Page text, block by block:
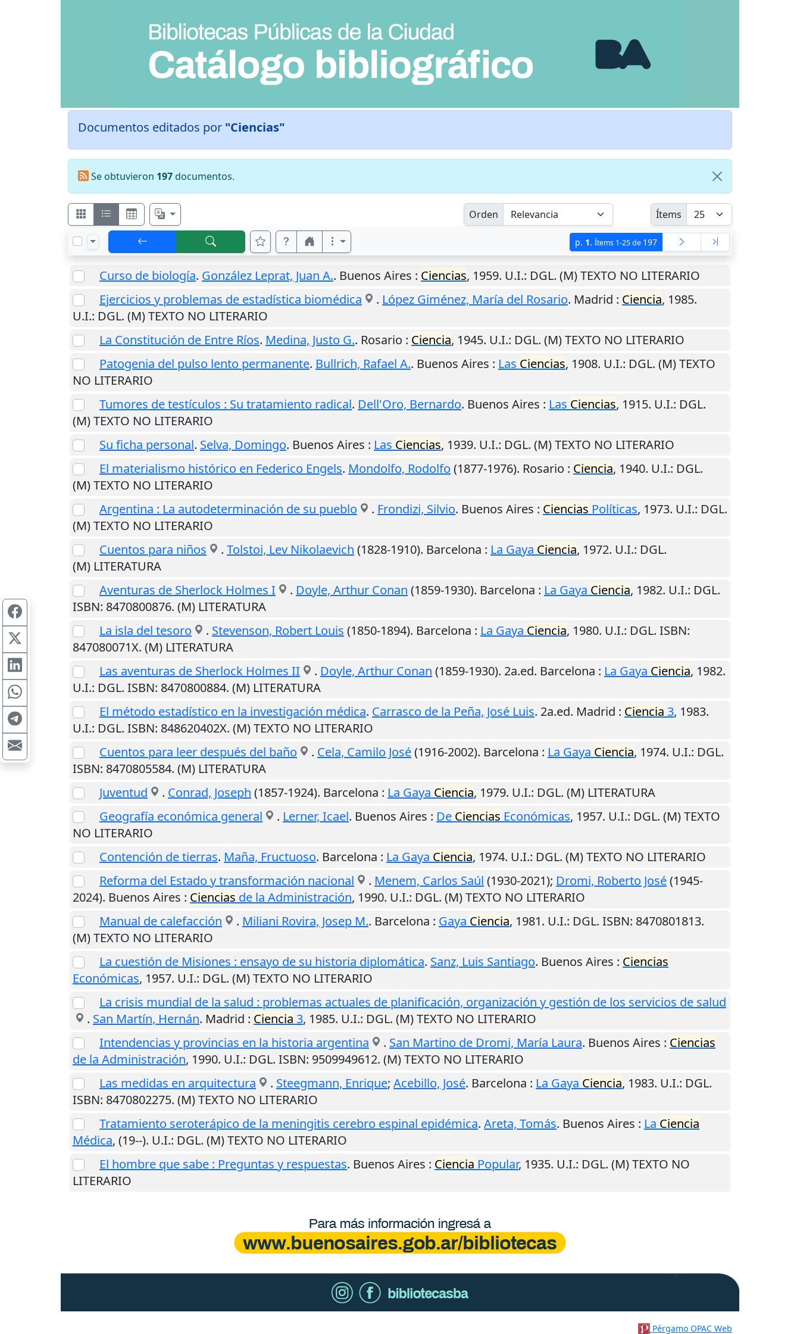
Documentos editados por "Ciencias"
Se obtuvieron 197documentos.
Orden Ítems
p. 1.Ítems 1-25 de 197
Curso de biología. González Leprat, Juan A.. Buenos Aires : Ciencias, 1959. U.I.: DGL. (M) TEXTO NO LITERARIO
Ejercicios y problemas de estadística biomédica
. López Giménez, María del Rosario. Madrid : Ciencia, 1985.
U.I.: DGL. (M) TEXTO NO LITERARIO
La Constitución de Entre Ríos. Medina, Justo G.. Rosario : Ciencia, 1945. U.I.: DGL. (M) TEXTO NO LITERARIO
Patogenia del pulso lento permanente. Bullrich, Rafael A.. Buenos Aires : Las Ciencias, 1908. U.I.: DGL. (M) TEXTO
NO LITERARIO
Tumores de testículos : Su tratamiento radical. Dell'Oro, Bernardo. Buenos Aires : Las Ciencias, 1915. U.I.: DGL.
(M) TEXTO NO LITERARIO
Su ficha personal. Selva, Domingo. Buenos Aires : Las Ciencias, 1939. U.I.: DGL. (M) TEXTO NO LITERARIO
El materialismo histórico en Federico Engels. Mondolfo, Rodolfo (1877-1976). Rosario : Ciencia, 1940. U.I.: DGL.
(M) TEXTO NO LITERARIO
Argentina : La autodeterminación de su pueblo
. Frondizi, Silvio. Buenos Aires : Ciencias Políticas, 1973. U.I.: DGL.
(M) TEXTO NO LITERARIO
Cuentos para niños
. Tolstoi, Lev Nikolaevich (1828-1910). Barcelona : La Gaya Ciencia, 1972. U.I.: DGL.
(M) LITERATURA
Aventuras de Sherlock Holmes I
. Doyle, Arthur Conan (1859-1930). Barcelona : La Gaya Ciencia, 1982. U.I.: DGL.
ISBN: 8470800876. (M) LITERATURA
La isla del tesoro
. Stevenson, Robert Louis (1850-1894). Barcelona : La Gaya Ciencia, 1980. U.I.: DGL. ISBN:
847080071X. (M) LITERATURA
Las aventuras de Sherlock Holmes II
. Doyle, Arthur Conan (1859-1930). 2a.ed. Barcelona : La Gaya Ciencia, 1982.
U.I.: DGL. ISBN: 8470800884. (M) LITERATURA
El método estadístico en la investigación médica. Carrasco de la Peña, José Luis. 2a.ed. Madrid : Ciencia 3, 1983.
U.I.: DGL. ISBN: 848620402X. (M) TEXTO NO LITERARIO
Cuentos para leer después del baño
. Cela, Camilo José(1916-2002). Barcelona : La Gaya Ciencia, 1974. U.I.: DGL.
ISBN: 8470805584. (M) LITERATURA
Juventud
. Conrad, Joseph (1857-1924). Barcelona : La Gaya Ciencia, 1979. U.I.: DGL. (M) LITERATURA
Geografía económica general
. Lerner, Icael. Buenos Aires : De Ciencias Económicas, 1957. U.I.: DGL. (M) TEXTO
NO LITERARIO
Contención de tierras. Maña, Fructuoso. Barcelona : La Gaya Ciencia, 1974. U.I.: DGL. (M) TEXTO NO LITERARIO
Reforma del Estado y transformación nacional
. Menem, Carlos Saúl (1930-2021); Dromi, Roberto José(1945-
2024). Buenos Aires : Ciencias de la Administración, 1990. U.I.: DGL. (M) TEXTO NO LITERARIO
Manual de calefacción
. Miliani Rovira, Josep M.. Barcelona : Gaya Ciencia, 1981. U.I.: DGL. ISBN: 8470801813.
(M) TEXTO NO LITERARIO
La cuestión de Misiones : ensayo de su historia diplomática. Sanz, Luis Santiago. Buenos Aires : Ciencias
Económicas, 1957. U.I.: DGL. (M) TEXTO NO LITERARIO
La crisis mundial de la salud : problemas actuales de planificación, organización y gestión de los servicios de salud
. San Martín, Hernán. Madrid : Ciencia 3, 1985. U.I.: DGL. (M) TEXTO NO LITERARIO
Intendencias y provincias en la historia argentina
. San Martino de Dromi, María Laura. Buenos Aires : Ciencias
de la Administración, 1990. U.I.: DGL. ISBN: 9509949612. (M) TEXTO NO LITERARIO
Las medidas en arquitectura
. Steegmann, Enrique; Acebillo, José. Barcelona : La Gaya Ciencia, 1983. U.I.: DGL.
ISBN: 8470802275. (M) TEXTO NO LITERARIO
Tratamiento seroterápico de la meningitis cerebro espinal epidémica. Areta, Tomás. Buenos Aires : La Ciencia
Médica, (19--). U.I.: DGL. (M) TEXTO NO LITERARIO
El hombre que sabe : Preguntas y respuestas. Buenos Aires : Ciencia Popular, 1935. U.I.: DGL. (M) TEXTO NO
LITERARIO
Pérgamo OPAC Web